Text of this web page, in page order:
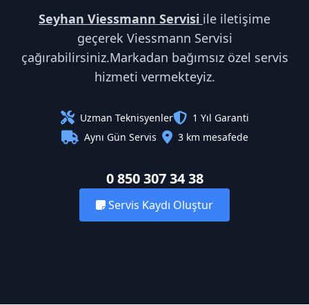
Seyhan Viessmann Servisi ile iletişime
geçerek Viessmann Servisi
çağırabilirsiniz.Markadan bağımsız özel servis
hizmeti vermekteyiz.
Uzman Teknisyenler
1 Yıl Garanti
Aynı Gün Servis
3 km mesafede
0 850 307 34 38
Servis Kaydı Oluştur